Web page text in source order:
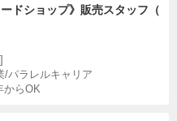
ードショップ》販売スタッフ（
/パラレルキャリア
からOK